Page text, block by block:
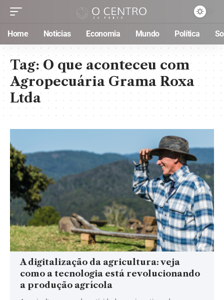
Home Noticias Economia Mundo Política
Tag:O que aconteceu com
Agropecuária Grama Roxa
Ltda
A digitalização da agricultura: veja
como a tecnologia está revolucionando
a produção agrícola